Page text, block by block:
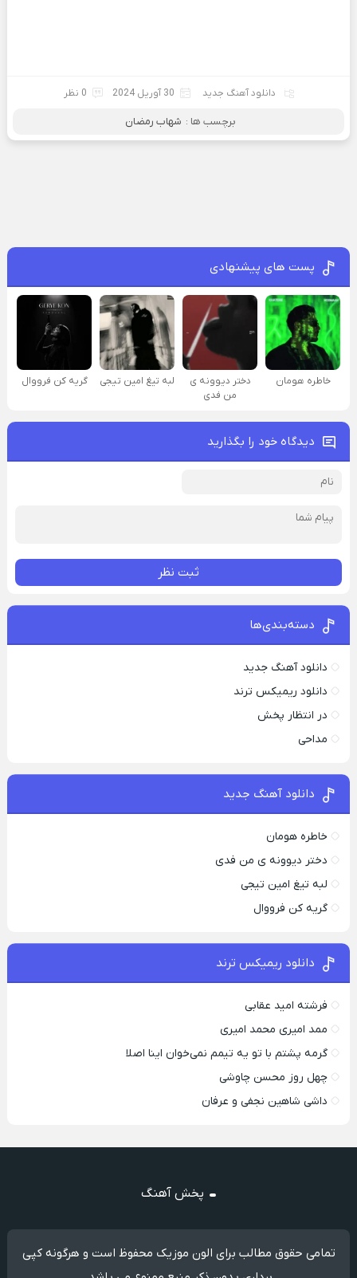
دانلود آهنگ جدید 30 آوریل 2024 0 نظر
برچسب ها : شهاب رمضان
پست های پیشنهادی
خاطره هومان
دختر دیوونه‌ ی
من فدی
لبه تیغ امین تیجی گریه کن فرووال
دیدگاه خود را بگذارید
ثبت نظر
دسته‌بندی‌ها
دانلود آهنگ جدید
دانلود ریمیکس ترند
در انتظار پخش
مداحی
دانلود آهنگ جدید
خاطره هومان
دختر دیوونه‌ ی من فدی
لبه تیغ امین تیجی
گریه کن فرووال
دانلود ریمیکس ترند
فرشته امید عقابی
ممد امیری محمد امیری
گرمه پشتم با تو یه تیمم نمی‌خوان اینا اصلا
چهل روز محسن چاوشی
داشی شاهین نجفی و عرفان
پخش آهنگ
تمامی حقوق مطالب برای الون موزیک محفوظ است و هرگونه کپی